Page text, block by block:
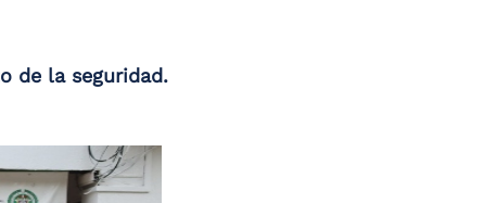
de la seguridad.